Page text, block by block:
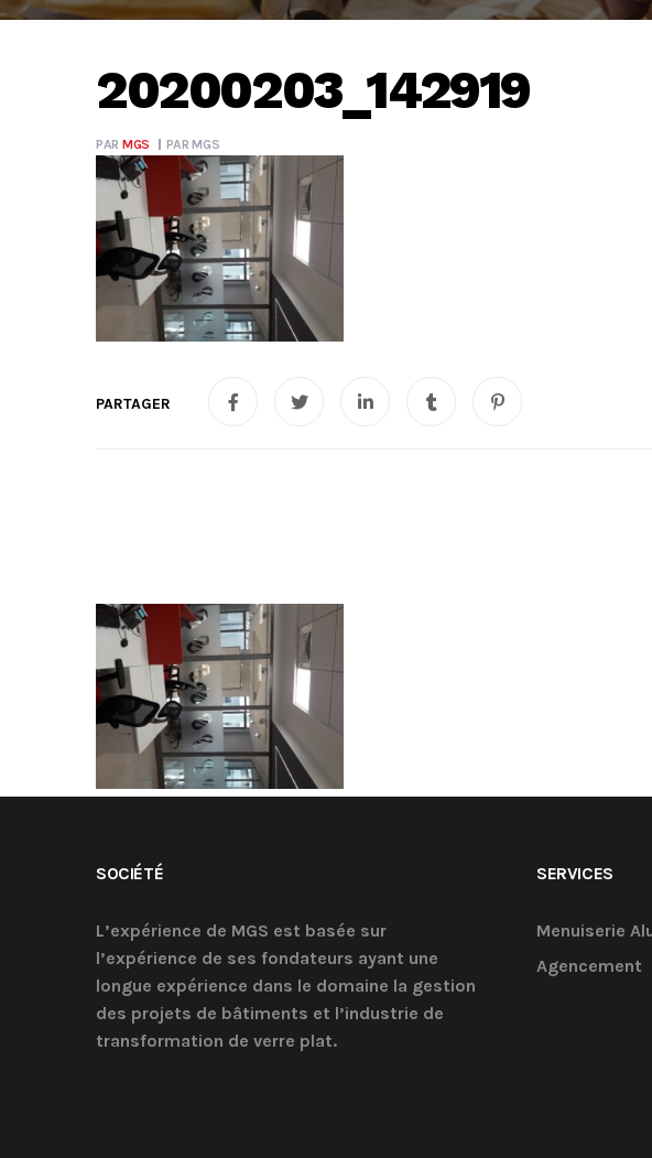
20200203_142919
PAR MGS PARMGS
SOCIÉTÉ
L’expérience de MGS est basée sur
l’expérience de ses fondateurs ayant une
longue expérience dans le domaine la gestion
des projets de bâtiments et l’industrie de
transformation de verre plat.
SERVICES
Menuiserie
Agencement